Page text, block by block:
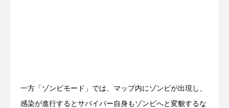
一方「ゾンビモード」では、マップ内にゾンビが出現し、
感染が進行するとサバイバー自身もゾンビへと変貌するな